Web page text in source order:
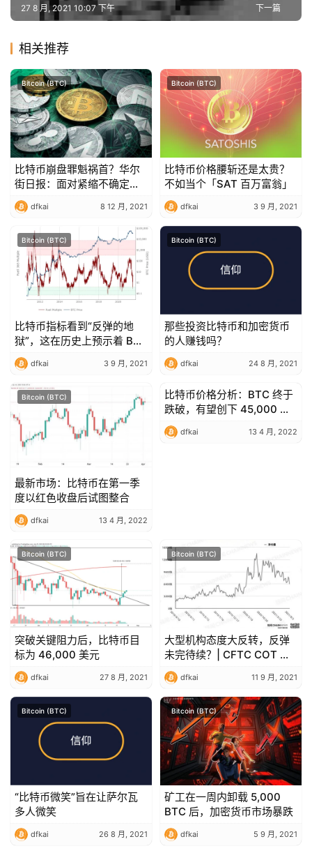
下一篇
27 8 月, 2021 10:07 下午
相关推荐
Bitcoin (BTC)
比特币崩盘罪魁祸首？华尔
街日报：面对紧缩不确定性
的资金调整操作
dfkai 8 12 月, 2021
Bitcoin (BTC)
比特币价格腰斩还是太贵？
不如当个「SAT 百万富翁」
dfkai 3 9 月, 2021
Bitcoin (BTC)
比特币指标看到“反弹的地
狱”，这在历史上预示着 BTC
价格触底
dfkai 3 9 月, 2021
Bitcoin (BTC)
那些投资比特币和加密货币
的人赚钱吗？
dfkai 24 8 月, 2021
Bitcoin (BTC)
最新市场：比特币在第一季
度以红色收盘后试图整合
dfkai 13 4 月, 2022
Bitcoin (BTC)
比特币价格分析：BTC 终于
跌破，有望创下 45,000 美
元以上的更高低点
dfkai 13 4 月, 2022
Bitcoin (BTC)
突破关键阻力后，比特币目
标为 46,000 美元
dfkai 27 8 月, 2021
Bitcoin (BTC)
大型机构态度大反转，反弹
未完待续？| CFTC COT 加
密货币持仓周报
dfkai 11 9 月, 2021
Bitcoin (BTC)
“比特币微笑”旨在让萨尔瓦
多人微笑
dfkai 26 8 月, 2021
Bitcoin (BTC)
矿工在一周内卸载 5,000
BTC 后，加密货币市场暴跌
dfkai 5 9 月, 2021